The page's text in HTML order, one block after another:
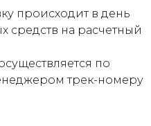
происходит в день
средств на расчетный
по
трек-номеру